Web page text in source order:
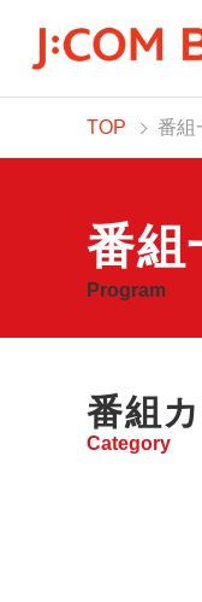
TOP 番組
番組
Program
番組
Category